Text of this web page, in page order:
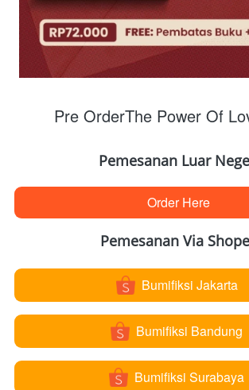
Pre OrderThe Power Of
Pemesanan Luar
`
Order Here
Pemesanan Via
` Bumifiksi Jakarta
` Bumifiksi Bandung
` Bumifiksi Surabaya